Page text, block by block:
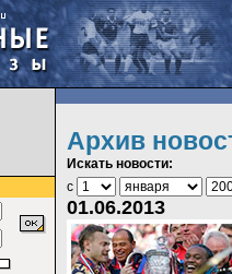
Архив
Искать новости:
с
01.06.2013